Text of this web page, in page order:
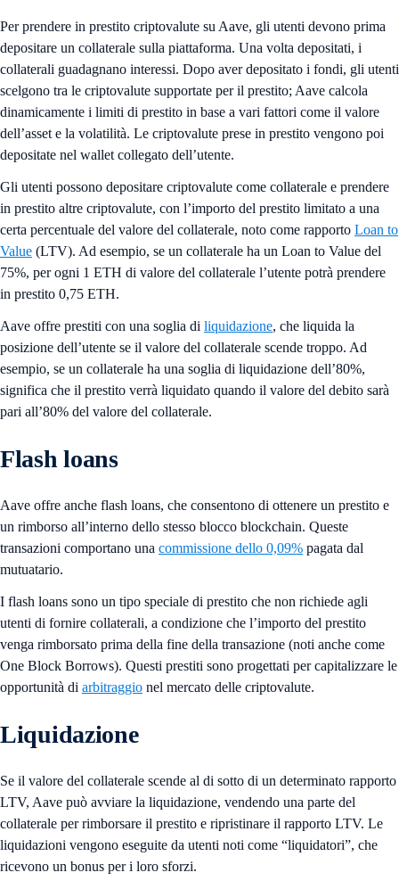
Per prendere in prestito criptovalute su Aave, gli utenti devono prima
depositare un collaterale sulla piattaforma. Una volta depositati, i
collaterali guadagnano interessi. Dopo aver depositato i fondi, gli utenti
scelgono tra le criptovalute supportate per il prestito; Aave calcola
dinamicamente i limiti di prestito in base a vari fattori come il valore
dell’asset e la volatilità. Le criptovalute prese in prestito vengono poi
depositate nel wallet collegato dell’utente.
Gli utenti possono depositare criptovalute come collaterale e prendere
in prestito altre criptovalute, con l’importo del prestito limitato a una
certa percentuale del valore del collaterale, noto come rapporto Loan to
Value (LTV). Ad esempio, se un collaterale ha un Loan to Value del
75%, per ogni 1 ETH di valore del collaterale l’utente potrà prendere
in prestito 0,75 ETH.
Aave offre prestiti con una soglia di liquidazione, che liquida la
posizione dell’utente se il valore del collaterale scende troppo. Ad
esempio, se un collaterale ha una soglia di liquidazione dell’80%,
significa che il prestito verrà liquidato quando il valore del debito sarà
pari all’80% del valore del collaterale.
Flash loans
Aave offre anche flash loans, che consentono di ottenere un prestito e
un rimborso all’interno dello stesso blocco blockchain. Queste
transazioni comportano una commissione dello 0,09% pagata dal
mutuatario.
I flash loans sono un tipo speciale di prestito che non richiede agli
utenti di fornire collaterali, a condizione che l’importo del prestito
venga rimborsato prima della fine della transazione (noti anche come
One Block Borrows). Questi prestiti sono progettati per capitalizzare le
opportunità di arbitraggio nel mercato delle criptovalute.
Liquidazione
Se il valore del collaterale scende al di sotto di un determinato rapporto
LTV, Aave può avviare la liquidazione, vendendo una parte del
collaterale per rimborsare il prestito e ripristinare il rapporto LTV. Le
liquidazioni vengono eseguite da utenti noti come “liquidatori”, che
ricevono un bonus per i loro sforzi.